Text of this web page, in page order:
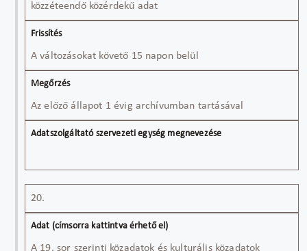
közzéteendő közérdekű adat
A változásokat követő 15 napon belül
Az előző állapot 1 évig archívumban tartásával
20.
A 19. sor szerinti közadatok és kulturális közadatok